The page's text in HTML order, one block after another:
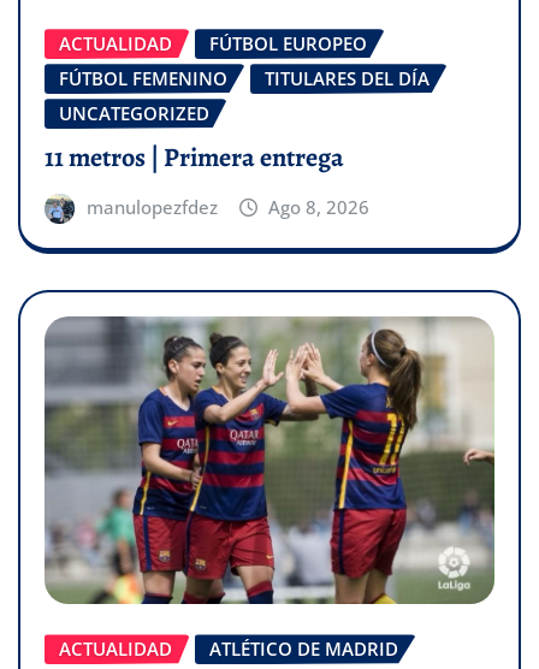
ACTUALIDAD
FÚTBOL EUROPEO
FÚTBOL FEMENINO
TITULARES DEL DÍA
UNCATEGORIZED
11 metros | Primera entrega
manulopezfdez Ago 8, 2026
ACTUALIDAD
ATLÉTICO DE MADRID